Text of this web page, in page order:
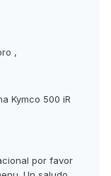
,
Kymco 500 iR
por favor